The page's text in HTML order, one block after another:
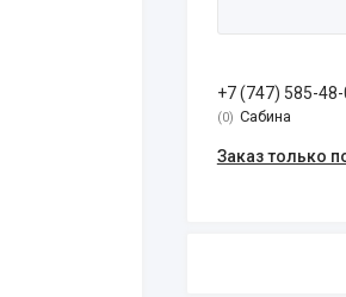
+7 (747) 585-
0 Сабина
Заказ только